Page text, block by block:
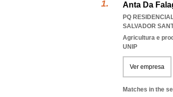
Anta Da
PQ
SALVADOR
Agricultura e
UNIP
Ver empresa
Matches in the